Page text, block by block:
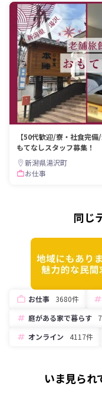
【50代歓迎/寮・社食完
もてなしスタッフ募集！
新潟県湯沢町
お仕事
同じ
お仕事 3680件
庭がある家で暮らす
オンライン
4117件
いま見られ